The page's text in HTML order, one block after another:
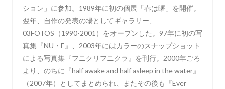
ション」に参加。1989年に初の個展「春は曙」を開催。
翌年、自作の発表の場としてギャラリー、
03FOTOS（1990-2001）をオープンした。97年に初の写
真集『NU・E』、2003年にはカラーのスナップショット
による写真集『フニクリフニクラ』を刊行。2000年ごろ
より、のちに『half awake and half asleep in the water』
（2007年）としてまとめられ、またその後も『Ever